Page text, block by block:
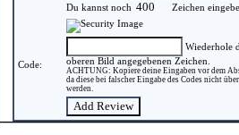
Du kannst noch Zeichen
Code:
Wiederhole
oberen Bild angegebenen Zeichen.
ACHTUNG: Kopiere deine Eingaben vor dem
da diese bei falscher Eingabe des Codes nicht
werden.